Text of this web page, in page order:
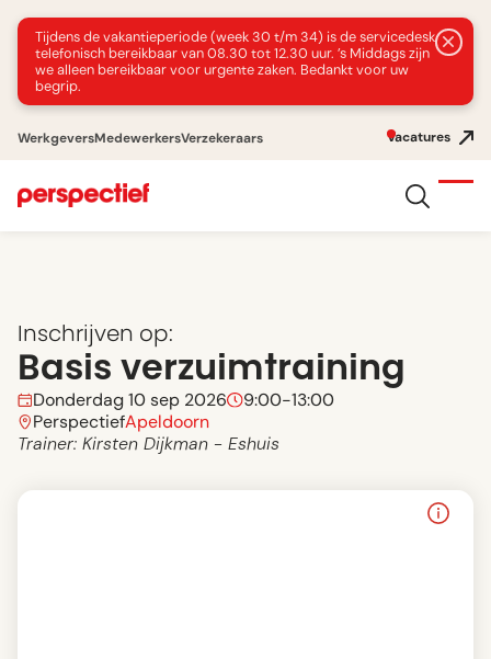
Tijdens de vakantieperiode (week 30 t/m 34) is de servicedesk
telefonisch bereikbaar van 08.30 tot 12.30 uur. ’s Middags zijn
we alleen bereikbaar voor urgente zaken. Bedankt voor uw
begrip.
WerkgeversMedewerkersVerzekeraars Vacatures
Inschrijven op:
Basis verzuimtraining
Donderdag 10 sep 2026 9:00-13:00
PerspectiefApeldoorn
Trainer: Kirsten Dijkman - Eshuis